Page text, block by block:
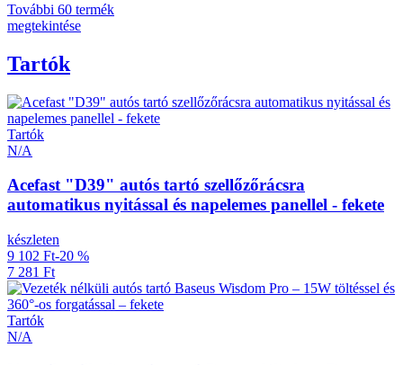
További 60 termék
megtekintése
Tartók
Tartók
N/A
Acefast "D39" autós tartó szellőzőrácsra
automatikus nyitással és napelemes panellel - fekete
készleten
9 102 Ft-20 %
7 281 Ft
Tartók
N/A